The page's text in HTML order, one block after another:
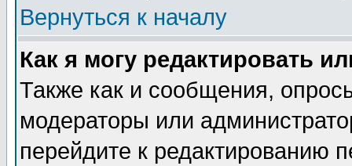
Вернуться к началу
Как я могу редактировать
Также как и сообщения,
модераторы или
перейдите к редактированию